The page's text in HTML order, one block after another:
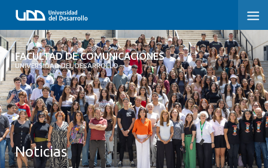
FACULTAD DE COMUNICACIONES
UNIVERSIDAD DEL DESARROLLO
FACULTAD DE COMUNICACIONES
INICIO
SOBRE LA FACULTAD
CARRERAS
POSTGRADOS Y EDUCACIÓN CONTINUA
Noticias